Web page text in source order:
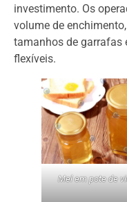
investimento. Os
volume de
tamanhos de garrafas
flexíveis.
Mel em pote de